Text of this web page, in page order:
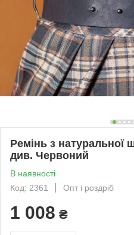
Ремінь з натуральної
див. Червоний
В наявності
Код: 2361
Опт і роздріб
1 008 ₴